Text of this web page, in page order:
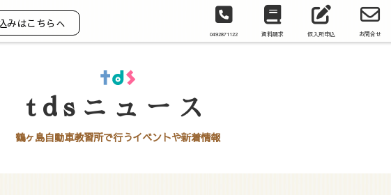
みはこちらへ
0492871122 資料請求 仮入所申込 お問合せ
tdsニュース
鶴ヶ島自動車教習所で行うイベントや新着情報